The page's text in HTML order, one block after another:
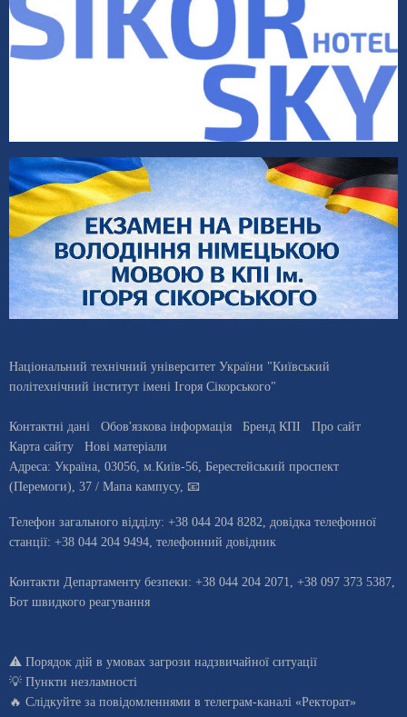
Національний технічний університет України "Київський
політехнічний інститут імені Ігоря Сікорського"
Контактні дані Обов'язкова інформація Бренд КПІ
Про сайт
Карта сайту
Нові матеріали
Адреса: Україна 03056 , м. Київ-56, Берестейський проспект
(Перемоги), 37 / Мапа кампусу, 📧
Телефон загального відділу: +38 044 204 8282 , довiдка телефонної
станцiї: +38 044 204 9494 телефонний довідник
Контакти Департаменту безпеки: +38 044 204 2071, +38 097 373 5387,
Бот швидкого реагування
⚠️ Порядок дій в умовах загрози надзвичайної ситуації
💡 Пункти незламності
🔥 Слідкуйте за повідомленнями в телеграм-каналі «Ректорат»